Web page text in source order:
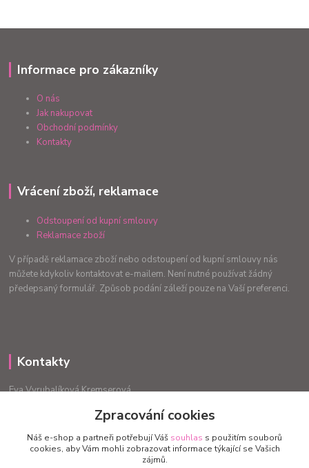
Informace pro zákazníky
O nás
Jak nakupovat
Obchodní podmínky
Kontakty
Vrácení zboží, reklamace
Odstoupení od kupní smlouvy
Reklamace zboží
V případě reklamace zboží nebo odstoupení od kupní smlouvy nás
můžete kdykoliv kontaktovat e-mailem. Není nutné používat žádný
předepsaný formulář. Způsob podání záleží pouze na Vaší preferenci.
Kontakty
Eva Vyrubalíková Kremserová
info.radost@email.cz
Zpracování cookies
Náš e-shop a partneři potřebují Váš souhlas s použitím souborů
cookies, aby Vám mohli zobrazovat informace týkající se Vašich
zájmů.